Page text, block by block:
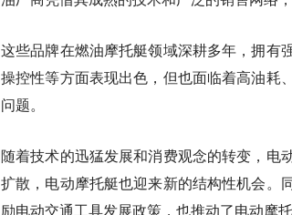
这些品牌在燃油摩托艇领域深耕多年，拥有
操控性等方面表现出色，但也面临着高油耗
问题。
随着技术的迅猛发展和消费观念的转变，电
扩散，电动摩托艇也迎来新的结构性机会。
励电动交通工具发展政策，也推动了电动摩托